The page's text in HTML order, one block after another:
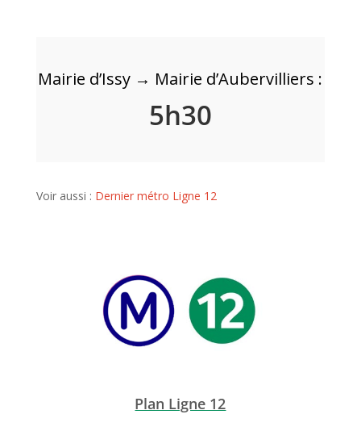
Mairie d’Issy → Mairie d’Aubervilliers :
5h30
Voir aussi : Dernier métro Ligne 12
Plan Ligne 12